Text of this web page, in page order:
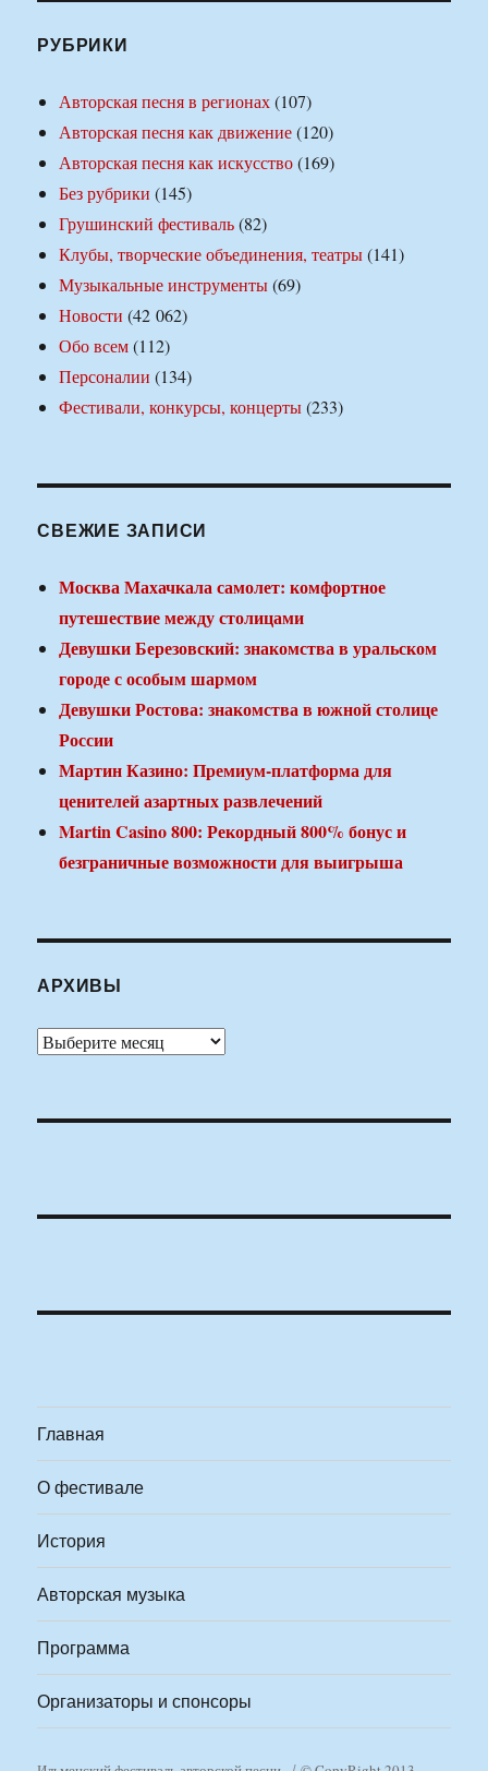
РУБРИКИ
Авторская песня в регионах(107)
Авторская песня как движение(120)
Авторская песня как искусство(169)
Без рубрики (145)
Грушинский фестиваль(82)
Клубы, творческие объединения, театры(141)
Музыкальные инструменты(69)
Новости (42 062)
Обо всем(112)
Персоналии (134)
Фестивали, конкурсы, концерты(233)
СВЕЖИЕ ЗАПИСИ
Москва Махачкала самолет: комфортное
путешествие между столицами
Девушки Березовский: знакомства в уральском
городе с особым шармом
Девушки Ростова: знакомства в южной столице
России
Мартин Казино: Премиум-платформа для
ценителей азартных развлечений
Martin Casino 800: Рекордный 800% бонус и
безграничные возможности для выигрыша
АРХИВЫ
Архивы
Главная
О фестивале
История
Авторская музыка
Программа
Организаторы и спонсоры